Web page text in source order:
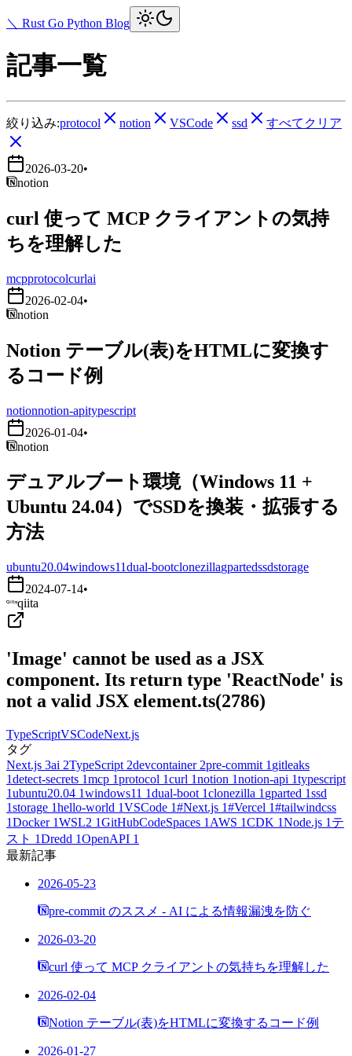
＼ Rust Go Python Blog
記事一覧
絞り込み:protocol notion VSCode ssd すべてクリア
2026-03-20•
notion
curl 使って MCP クライアントの気持
ちを理解した
mcpprotocolcurlai
2026-02-04•
notion
Notion テーブル(表)をHTMLに変換す
るコード例
notionnotion-apitypescript
2026-01-04•
notion
デュアルブート環境（Windows 11 +
Ubuntu 24.04）でSSDを換装・拡張する
方法
ubuntu20.04windows11dual-bootclonezillagpartedssdstorage
2024-07-14•
qiita
'Image' cannot be used as a JSX
component. Its return type 'ReactNode' is
not a valid JSX element.ts(2786)
TypeScriptVSCodeNext.js
タグ
Next.js 3ai 2TypeScript 2devcontainer 2pre-commit 1 gitleaks
1detect-secrets 1mcp 1protocol 1curl 1notion 1notion-api 1typescript
1ubuntu20.04 1windows11 1dual-boot 1clonezilla 1 gparted 1ssd
1storage 1hello-world 1VSCode 1#Next.js 1#Vercel 1#tailwindcss
1Docker 1WSL2 1GitHubCodeSpaces 1 AWS 1CDK 1Node.js 1 テ
スト 1Dredd 1OpenAPI 1
最新記事
2026-05-23
pre-commit のススメ - AI による情報漏洩を防ぐ
2026-03-20
curl 使って MCP クライアントの気持ちを理解した
2026-02-04
Notion テーブル(表)をHTMLに変換するコード例
2026-01-27